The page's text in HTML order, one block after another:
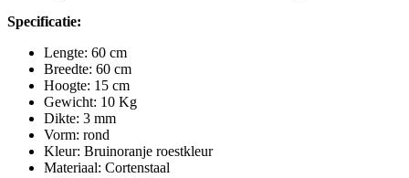
Specificatie:
Lengte: 60 cm
Breedte: 60 cm
Hoogte: 15 cm
Gewicht: 10 Kg
Dikte: 3 mm
Vorm: rond
Kleur: Bruinoranje roestkleur
Materiaal: Cortenstaal